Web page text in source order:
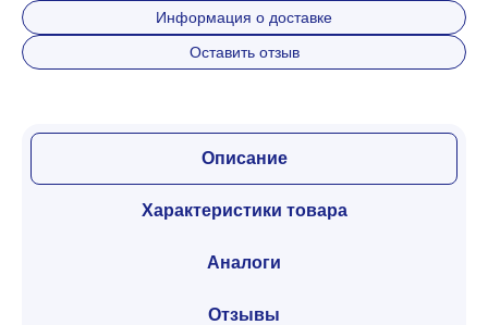
Информация о доставке
Оставить отзыв
Описание
Характеристики товара
Аналоги
Отзывы